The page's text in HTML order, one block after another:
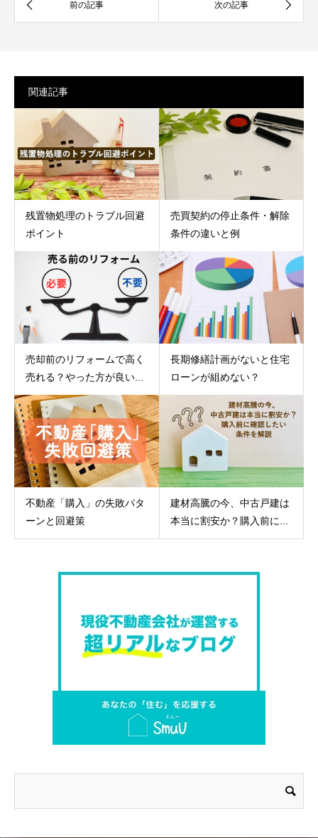
関連記事
残置物処理のトラブル回避
ポイント
売買契約の停止条件・解除
条件の違いと例
売却前のリフォームで高く
売れる？やった方が良い...
長期修繕計画がないと住宅
ローンが組めない？
不動産「購入」の失敗パタ
ーンと回避策
建材高騰の今、中古戸建は
本当に割安か？購入前に...